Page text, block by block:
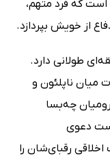
که فرد متهم،
از خویش بپردازد.
طولانی دارد.
میان ناپلئون و
چه‌بسا
دعوی
رقبای‌شان را